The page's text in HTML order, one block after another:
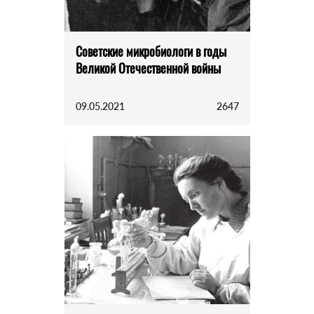
Советские микробиологи в годы
Великой Отечественной войны
09.05.2021 2647